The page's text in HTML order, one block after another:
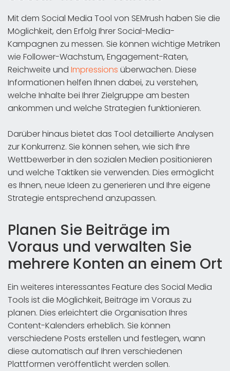
Mit dem Social Media Tool von SEMrush haben Sie die
Möglichkeit, den Erfolg Ihrer Social-Media-
Kampagnen zu messen. Sie können wichtige Metriken
wie Follower-Wachstum, Engagement-Raten,
Reichweite und Impressions überwachen. Diese
Informationen helfen Ihnen dabei, zu verstehen,
welche Inhalte bei Ihrer Zielgruppe am besten
ankommen und welche Strategien funktionieren.
Darüber hinaus bietet das Tool detaillierte Analysen
zur Konkurrenz. Sie können sehen, wie sich Ihre
Wettbewerber in den sozialen Medien positionieren
und welche Taktiken sie verwenden. Dies ermöglicht
es Ihnen, neue Ideen zu generieren und Ihre eigene
Strategie entsprechend anzupassen.
Planen Sie Beiträge im
Voraus und verwalten Sie
mehrere Konten an einem Ort
Ein weiteres interessantes Feature des Social Media
Tools ist die Möglichkeit, Beiträge im Voraus zu
planen. Dies erleichtert die Organisation Ihres
Content-Kalenders erheblich. Sie können
verschiedene Posts erstellen und festlegen, wann
diese automatisch auf Ihren verschiedenen
Plattformen veröffentlicht werden sollen.